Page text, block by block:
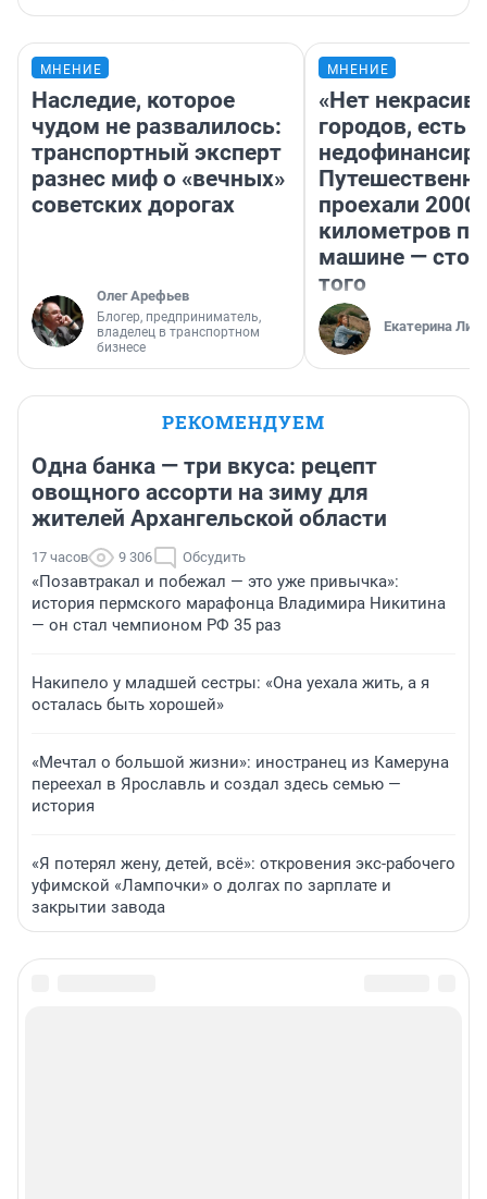
МНЕНИЕ
Наследие, которое
чудом не развалилось:
транспортный эксперт
разнес миф о «вечных»
советских дорогах
Олег Арефьев
Блогер, предприниматель,
владелец в транспортном
бизнесе
МНЕНИЕ
«Нет
городов, есть
проехали 2000
километров по
машине —
того
Екатерина
РЕКОМЕНДУЕМ
Одна банка — три вкуса: рецепт
овощного ассорти на зиму для
жителей Архангельской области
17 часов 9 306 Обсудить
«Позавтракал и побежал — это уже привычка»:
история пермского марафонца Владимира Никитина
— он стал чемпионом РФ 35 раз
Накипело у младшей сестры: «Она уехала жить, а я
осталась быть хорошей»
«Мечтал о большой жизни»: иностранец из Камеруна
переехал в Ярославль и создал здесь семью —
история
«Я потерял жену, детей, всё»: откровения экс-рабочего
уфимской «Лампочки» о долгах по зарплате и
закрытии завода